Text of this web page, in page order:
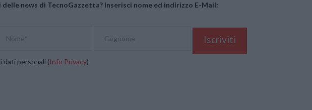
news di TecnoGazzetta? Inserisci nome ed indirizzo E-Mail:
personali (Info Privacy)